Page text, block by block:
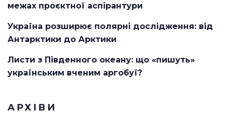
межах проєктної аспірантури
Україна розширює полярні дослідження: від
Антарктики до Арктики
Листи з Південного океану: що «пишуть»
українським вченим аргобуї?
АРХІВИ